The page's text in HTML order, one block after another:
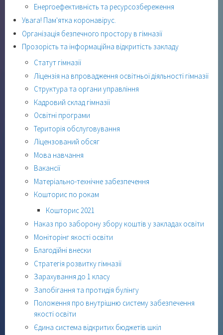
Енергоефективність та ресурсозбереження
Увага! Пам'ятка коронавірус.
Організація безпечного простору в гімназії
Прозорість та інформаційна відкритість закладу
Статут гімназії
Ліцензія на впровадження освітньої діяльності гімназії
Структура та органи управління
Кадровий склад гімназії
Освітні програми
Територія обслуговування
Ліцензований обсяг
Мова навчання
Вакансії
Матеріально-технічне забезпечення
Кошторис по рокам
Кошторис 2021
Наказ про заборону збору коштів у закладах освіти
Моніторінг якості освіти
Благодійні внески
Стратегія розвитку гімназії
Зарахування до 1 класу
Запобігання та протидія булінгу
Положення про внутрішню систему забезпечення
якості освіти
Єдина система відкритих бюджетів шкіл